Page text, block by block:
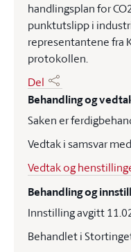
handlingsplan for
punktutslipp i
representantene fra
protokollen.
Del
Behandling og
Saken er
Vedtak i samsvar
Vedtak og
Behandling og
Innstilling avgitt
Behandlet i